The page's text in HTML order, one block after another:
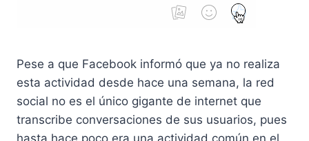
Pese a que Facebook informó que ya no realiza
esta actividad desde hace una semana, la red
social no es el único gigante de internet que
transcribe conversaciones de sus usuarios, pues